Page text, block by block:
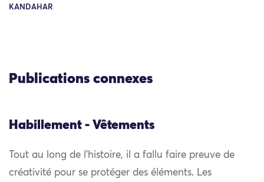
KANDAHAR
Publications connexes
Habillement - Vêtements
Tout au long de l’histoire, il a fallu faire preuve de
créativité pour se protéger des éléments. Les